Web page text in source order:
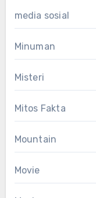
media sosial
Minuman
Misteri
Mitos Fakta
Mountain
Movie